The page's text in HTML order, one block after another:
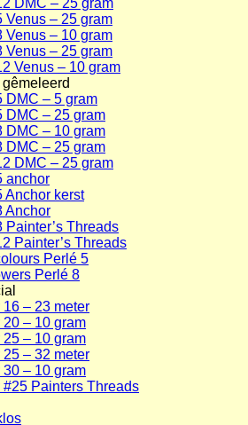
DMC – 25 gram
Venus – 25 gram
Venus – 10 gram
Venus – 25 gram
Venus – 10 gram
DMC – 5 gram
DMC – 25 gram
DMC – 10 gram
DMC – 25 gram
DMC – 25 gram
anchor
Anchor kerst
Anchor
Painter’s Threads
Painter’s Threads
Perlé 5
Perlé 8
16 – 23 meter
20 – 10 gram
25 – 10 gram
25 – 32 meter
30 – 10 gram
#25 Painters Threads